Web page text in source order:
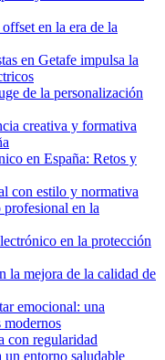
en la era de la
en Getafe impulsa la
de la personalización
creativa y formativa
en España: Retos y
con estilo y normativa
en la
en la protección
la mejora de la calidad de
emocional: una
modernos
con regularidad
entorno saludable